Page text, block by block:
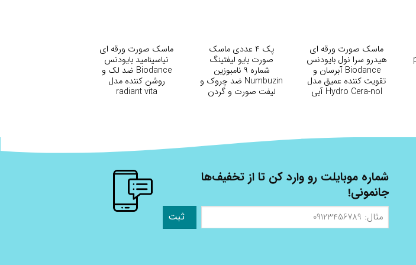
ماسک صورت ورقه ای
هیدرو سرا نول بایودنس
Biodance آبرسان و
تقویت کننده عمیق مدل
Hydro Cera-nol آبی
پک 4 عددی ماسک
صورت بایو لیفتینگ
شماره 9 نامبوزین
Numbuzin ضد چروک و
لیفت صورت و گردن
ماسک صورت ورقه ای
نیاسینامید بایودنس
Biodance ضد لک و
روشن کننده مدل
radiant vita
شماره موبایلت رو وارد کن تا از تخفیف‌ها
جانمونی!
مثال:
09123456789